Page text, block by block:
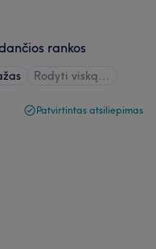
rankos
Rodyti viską...
Patvirtintas atsiliepimas